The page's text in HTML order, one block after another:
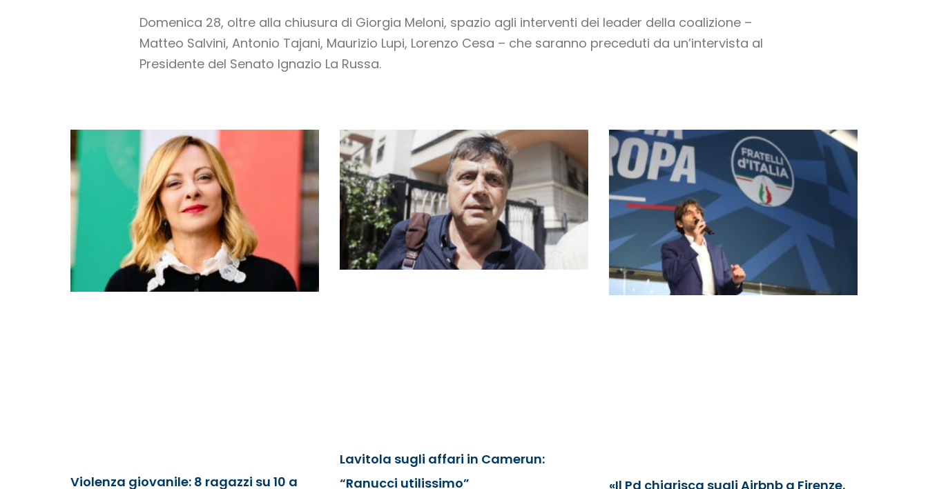
Domenica 28, oltre alla chiusura di Giorgia Meloni, spazio agli interventi dei leader della coalizione –
Matteo Salvini, Antonio Tajani, Maurizio Lupi, Lorenzo Cesa – che saranno preceduti da un’intervista al
Presidente del Senato Ignazio La Russa.
Violenza giovanile: 8 ragazzi su 10 a
Lavitola sugli affari in Camerun:
“Ranucci utilissimo”
«Il Pd chiarisca sugli Airbnb a Firenze.